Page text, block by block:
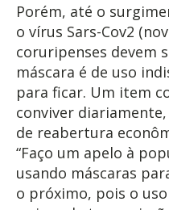
Porém, até o
o vírus Sars-Cov2
coruripenses devem
máscara é de uso
para ficar. Um item
conviver
de reabertura
“Faço um apelo à
usando máscaras
o próximo, pois o